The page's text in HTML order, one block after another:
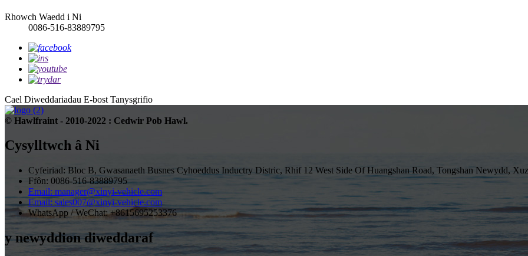
Rhowch Waedd i Ni
0086-516-83889795
Cael Diweddariadau E-bost Tanysgrifio
© Hawlfraint - 2010-2022 : Cedwir Pob Hawl.
Cysylltwch â Ni
Cyfeiriad: Bloc B, Gwasanaeth Busnes Cyhoeddus Inductry Distric, Rhif 12 West Side Of Huangshan Road, Tongshan Newydd,
Ffôn: 0086-516-83889795
Email: manager@xinyi-vehicle.com
Email: sales007@xinyi-vehicle.com
WhatsApp / WeChat: +8615695253376
y newyddion diweddaraf